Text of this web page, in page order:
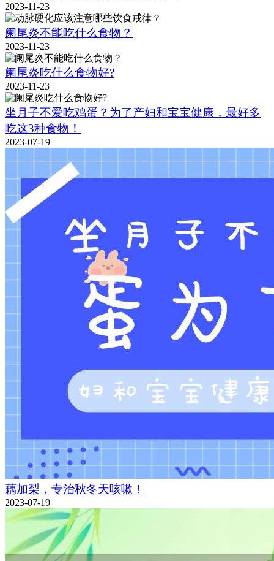
2023-11-23
阑尾炎不能吃什么食物？
2023-11-23
阑尾炎吃什么食物好?
2023-11-23
坐月子不爱吃鸡蛋？为了产妇和宝宝健康，最好多
吃这3种食物！
2023-07-19
藕加梨，专治秋冬天咳嗽！
2023-07-19